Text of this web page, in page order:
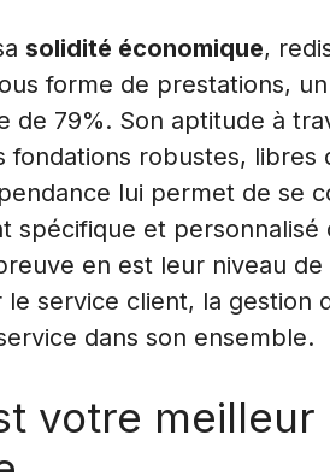
solidité économique,
forme de prestations,
de 79%. Son aptitude à
fondations robustes, libres
lui permet de se
spécifique et personnalisé
en est leur niveau de
service client, la gestion
dans son ensemble.
votre